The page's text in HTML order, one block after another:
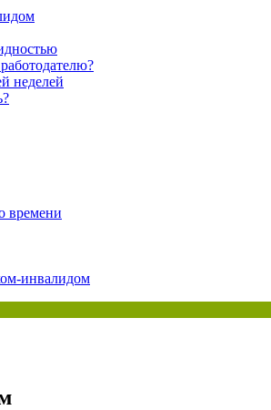
и «Алгоритмы для бухгалтера»
на почту письмо с льготным счетом.
неделей
времени
инвалидом